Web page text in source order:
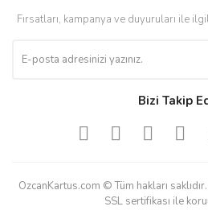
Fırsatları, kampanya ve duyuruları ile
Bizi Takip
OzcanKartus.com © Tüm hakları
SSL sertifikası ile